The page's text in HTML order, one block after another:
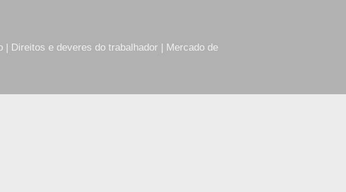
| Direitos e deveres do trabalhador | Mercado de